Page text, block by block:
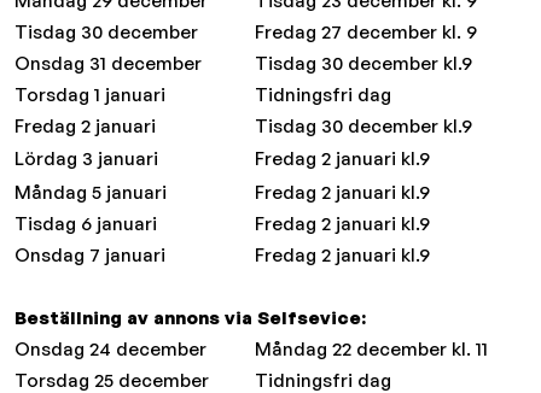
Tisdag 30 december
Fredag 27 december kl. 9
Onsdag 31 december
Tisdag 30 december kl.9
Torsdag 1 januari
Tidningsfri dag
Fredag 2 januari
Tisdag 30 december kl.9
Lördag 3 januari
Fredag 2 januari kl.9
Måndag 5 januari
Fredag 2 januari kl.9
Tisdag 6 januari
Fredag 2 januari kl.9
Onsdag 7 januari
Fredag 2 januari kl.9
Beställning av annons via Selfsevice:
Onsdag 24 december
Måndag 22 december kl. 11
Torsdag 25 december
Tidningsfri dag